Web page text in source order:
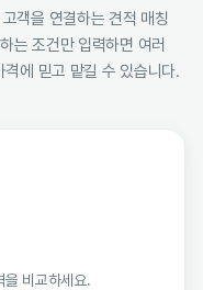
객을 연결하는 견적 매칭
는 조건만 입력하면 여러
에 믿고 맡길 수 있습니다.
을 비교하세요.